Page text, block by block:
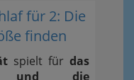
für 2: Die
finden
spielt für das
und die